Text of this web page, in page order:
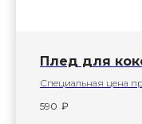
Плед для
Специальная цена
590 ₽